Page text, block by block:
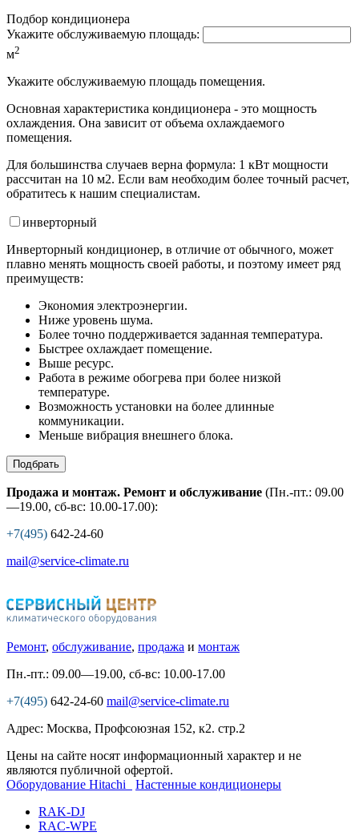
Подбор кондиционера
Укажите обслуживаемую площадь:
м2
Укажите обслуживаемую площадь помещения.
Основная характеристика кондиционера - это мощность
охлаждения. Она зависит от объема охлаждаемого
помещения.
Для большинства случаев верна формула: 1 кВт мощности
рассчитан на 10 м2. Если вам необходим более точный расчет,
обратитесь к нашим специалистам.
инверторный
Инверторный кондиционер, в отличие от обычного, может
плавно менять мощность своей работы, и поэтому имеет ряд
преимуществ:
Экономия электроэнергии.
Ниже уровень шума.
Более точно поддерживается заданная температура.
Быстрее охлаждает помещение.
Выше ресурс.
Работа в режиме обогрева при более низкой
температуре.
Возможность установки на более длинные
коммуникации.
Меньше вибрация внешнего блока.
Подбрать
Продажа и монтаж. Ремонт и обслуживание (Пн.-пт.: 09.00
—19.00, сб-вс: 10.00-17.00):
+7(495) 642-24-60
mail@service-climate.ru
Ремонт, обслуживание, продажа и монтаж
Пн.-пт.: 09.00—19.00, сб-вс: 10.00-17.00
+7(495) 642-24-60 mail@service-climate.ru
Адрес: Москва, Профсоюзная 152, к2. стр.2
Цены на сайте носят информационный характер и не
являются публичной офертой.
Оборудование Hitachi
Настенные кондиционеры
RAK-DJ
RAC-WPE